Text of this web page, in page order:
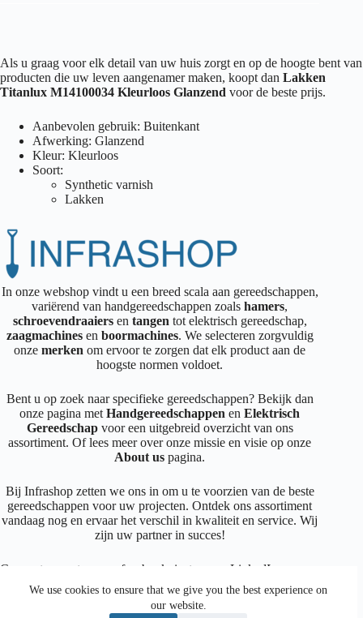
We use cookies to ensure that we give you the best experience on
our website.
Als u graag voor elk detail van uw huis zorgt en op de hoogte bent van
producten die uw leven aangenamer maken, koopt dan Lakken
Titanlux M14100034 Kleurloos Glanzend voor de beste prijs.
Aanbevolen gebruik: Buitenkant
Afwerking: Glanzend
Kleur: Kleurloos
Soort:
Synthetic varnish
Lakken
In onze webshop vindt u een breed scala aan gereedschappen,
variërend van handgereedschappen zoalshamers,
schroevendraaiersen tangen tot elektrisch gereedschap,
zaagmachines en boormachines. We selecteren zorgvuldig
onzemerkenom ervoor te zorgen dat elk product aan de
hoogste normen voldoet.
Bent u op zoek naar specifieke gereedschappen? Bekijk dan
onze pagina metHandgereedschappen enElektrisch
Gereedschapvoor een uitgebreid overzicht van ons
assortiment. Of lees meer over onze missie en visie op onze
About us pagina.
Bij Infrashop zetten we ons in om u te voorzien van de beste
gereedschappen voor uw projecten. Ontdek ons assortiment
vandaag nog en ervaar het verschil in kwaliteit en service. Wij
zijn uw partner in succes!
Connecteer met ons op facebook instagram LinkedIn